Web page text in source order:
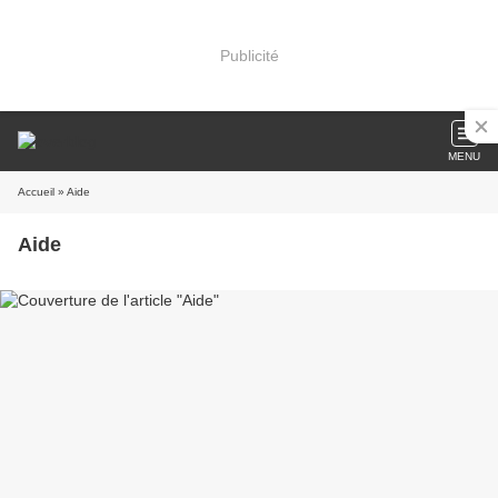
Publicité
MENU
Accueil » Aide
Aide